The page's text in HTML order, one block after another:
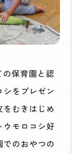
保育園と認
をプレゼン
をむきはじめ
ウモロコシ好
のおやつの